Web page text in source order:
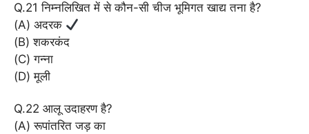
Q.21 निम्नलिखित में से कौन-सी चीज भूमिगत खाद्य तना है?
(A) अदरक
(B) शकरकंद
(C) गन्ना
(D) मूली
Q.22 आलू उदाहरण है?
(A) रूपांतरित जड़ का